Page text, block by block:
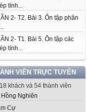
tính...
2- T2. Bài 3. Ôn tập phân
2- T1. Bài 5. Ôn tập các
tính...
VIÊN TRỰC TUYẾN
khách và 54 thành viên
Hồng Nghiên
Cự